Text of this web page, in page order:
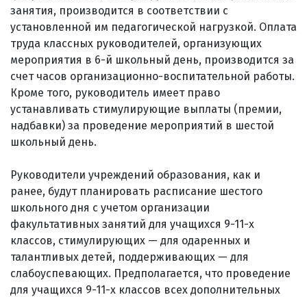
занятия, производится в соответствии с
установленной им педагогической нагрузкой. Оплата
труда классных руководителей, организующих
мероприятия в 6-й школьный день, производится за
счет часов организационно-воспитательной работы.
Кроме того, руководитель имеет право
устанавливать стимулирующие выплаты (премии,
надбавки) за проведение мероприятий в шестой
школьный день.
Руководители учреждений образования, как и
ранее, будут планировать расписание шестого
школьного дня с учетом организации
факультативных занятий для учащихся 9-11-х
классов, стимулирующих — для одаренных и
талантливых детей, поддерживающих — для
слабоуспевающих. Предполагается, что проведение
для учащихся 9-11-х классов всех дополнительных